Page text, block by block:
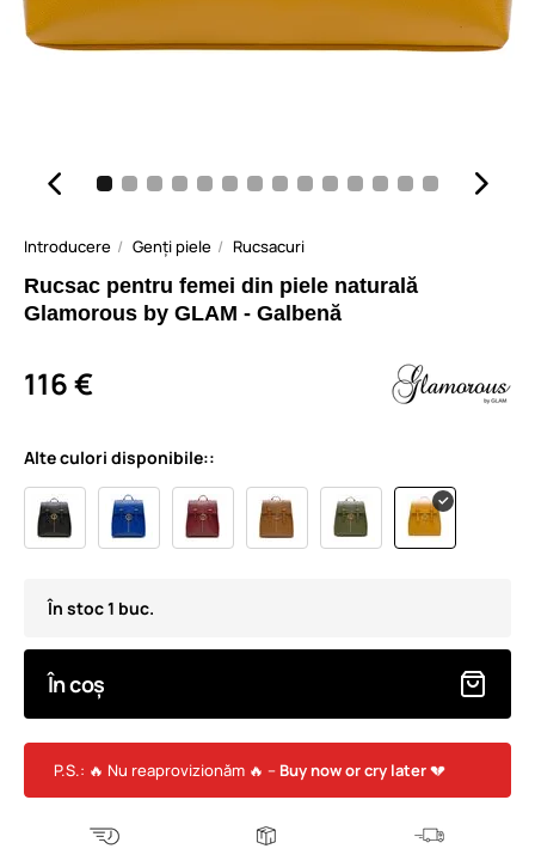
Introducere Genți piele Rucsacuri
Rucsac pentru femei din piele naturală
Glamorous by GLAM - Galbenă
116 €
Alte culori disponibile::
În stoc 1 buc.
În coș
P.S.: 🔥 Nu reaprovizionăm 🔥 – Buy now or cry later💔